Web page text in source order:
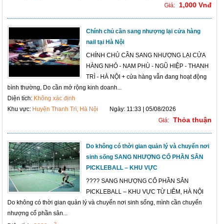
Giá:
1,000 Vnđ
Chính chủ cần sang nhượng lại cửa hàng
nail tại Hà Nội
CHÍNH CHỦ CẦN SANG NHƯỢNG LẠI CỬA
HÀNG NHỎ - NAM PHÙ - NGŨ HIỆP - THANH
TRÌ - HÀ NỘI + cửa hàng vẫn đang hoạt động
bình thường, Do cần mở rộng kinh doanh...
Diện tích: Không xác định
Khu vực: Huyện Thanh Trì, Hà Nội
Ngày: 11:33 | 05/08/2026
Giá: Thỏa thuận
Do không có thời gian quản lý và chuyển nơi
sinh sống SANG NHƯỢNG CỔ PHẦN SÂN
PICKLEBALL – KHU VỰC
???? SANG NHƯỢNG CỔ PHẦN SÂN
PICKLEBALL – KHU VỰC TỪ LIÊM, HÀ NỘI
Do không có thời gian quản lý và chuyển nơi sinh sống, mình cần chuyển
nhượng cổ phần sân...